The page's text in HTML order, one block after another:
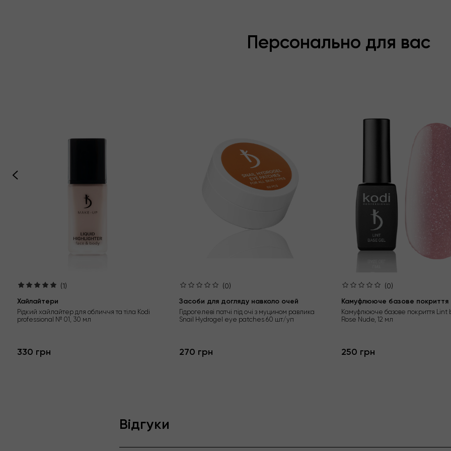
Персонально для вас
(1)
Хайлайтери
Рідкий хайлайтер для обличчя та тіла Kodi
professional № 01, 30 мл
330 грн
(0)
Засоби для догляду навколо очей
Гідрогелеві патчі під очі з муцином равлика
Snail Hydrogel eye patches 60 шт/уп
270 грн
(0)
Камуфлююче базове покриття
Камуфлююче базове покриття Lint
Rose Nude, 12 мл
250 грн
Відгуки